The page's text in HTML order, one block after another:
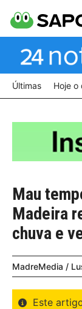
Últimas Hoje o
Mau
Madeira
chuva e
MadreMedia /
Este